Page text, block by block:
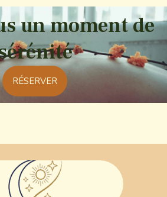
un moment de
RÉSERVER